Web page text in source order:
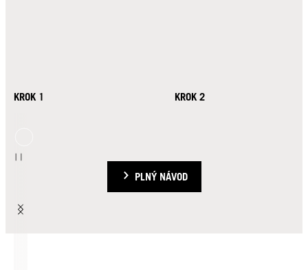
KROK 1 KROK 2
PLNÝ NÁVOD